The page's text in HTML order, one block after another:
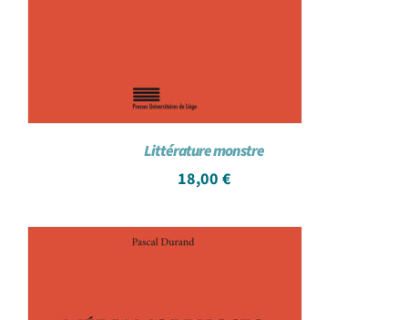
Littérature monstre
18,00 €